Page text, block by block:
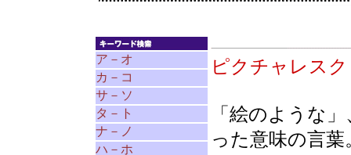
ア－オ
カ－コ
サ－ソ
タ－ト
ナ－ノ
ハ－ホ
ピクチャレス
「絵のような
った意味の言